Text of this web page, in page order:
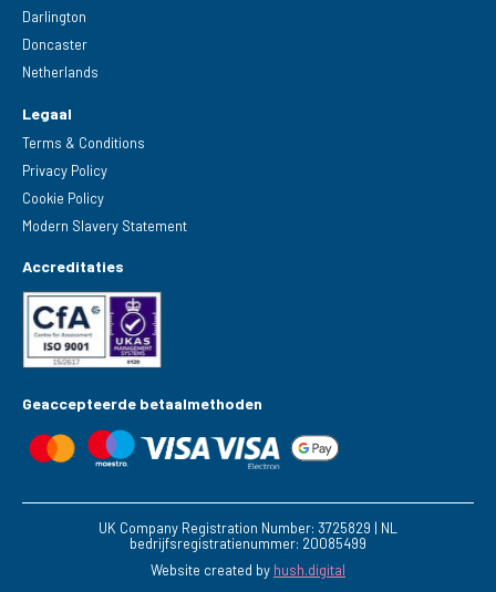
Darlington
Doncaster
Netherlands
Legaal
Terms & Conditions
Privacy Policy
Cookie Policy
Modern Slavery Statement
Accreditaties
Geaccepteerde betaalmethoden
UK Company Registration Number: 3725829 | NL
bedrijfsregistratienummer: 20085499
Website created by hush.digital